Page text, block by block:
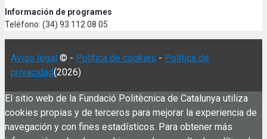
Información de programes
Teléfono: (34) 93 112 08 05
Aviso legal © - Política de cookies - Política de
privacidad(2026)
El sitio web de la Fundació Politècnica de Catalunya utiliza
cookies propias y de terceros para mejorar la experiencia de
navegación y con fines estadísticos. Para obtener más